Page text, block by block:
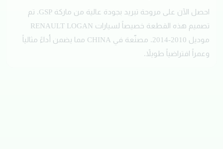
احصل الآن على مروحة تبريد بجودة عالية من ماركة GSP. تم
تصميم هذه القطعة خصيصاً لسيارات RENAULT LOGAN
موديل 2010-2014. مصنّعة في CHINA مما يضمن أداءً مثالياً
وعمراً افتراضياً طويلاً.